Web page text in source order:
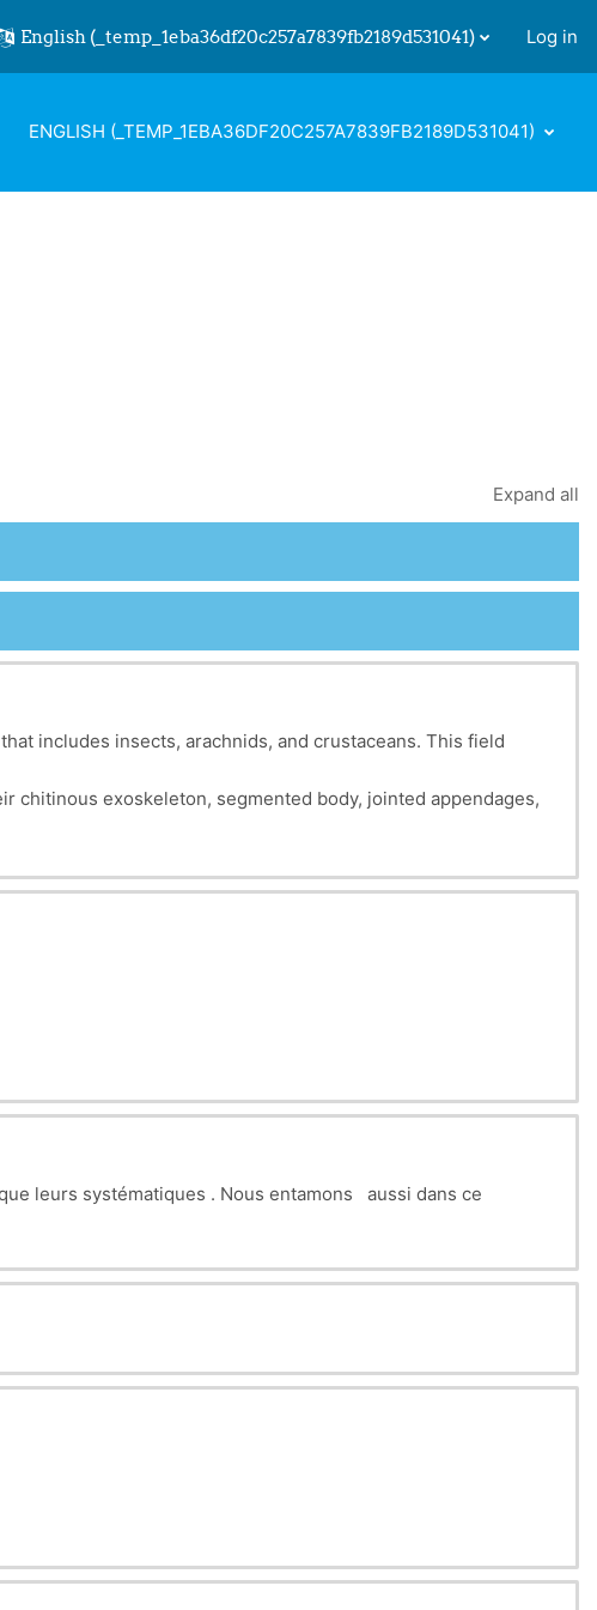
search input
English ‎(_temp_1eba36df20c257a7839fb2189d531041)‎ Log in
ENGLISH ‎(_TEMP_1EBA36DF20C257A7839FB2189D531041)‎
Expand all
includes insects, arachnids, and crustaceans. This field
chitinous exoskeleton, segmented body, jointed appendages,
cycles, behaviors, and interactions with the
significance of arthropods, which represent the largest and
leurs systématiques . Nous entamons aussi dans ce